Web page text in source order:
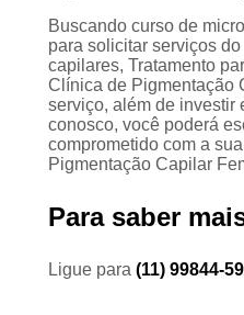
Buscando curso de
para solicitar serviços
capilares, Tratamento
Clínica de Pigmentação
serviço, além de investir
conosco, você poderá
comprometido com a
Pigmentação Capilar
Para saber
Ligue para (11) 99844-